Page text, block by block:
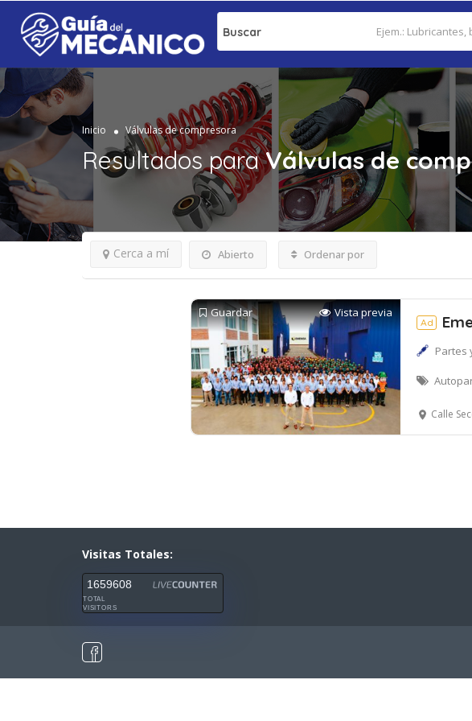
Buscar
Inicio Válvulas de compresora
Resultados paraVálvulas de
Abierto
Cerca a mí Ordenar por
Guardar Vista previa
Ad
Partes
Calle
Visitas Totales:
1659608
TOTAL
VISITORS